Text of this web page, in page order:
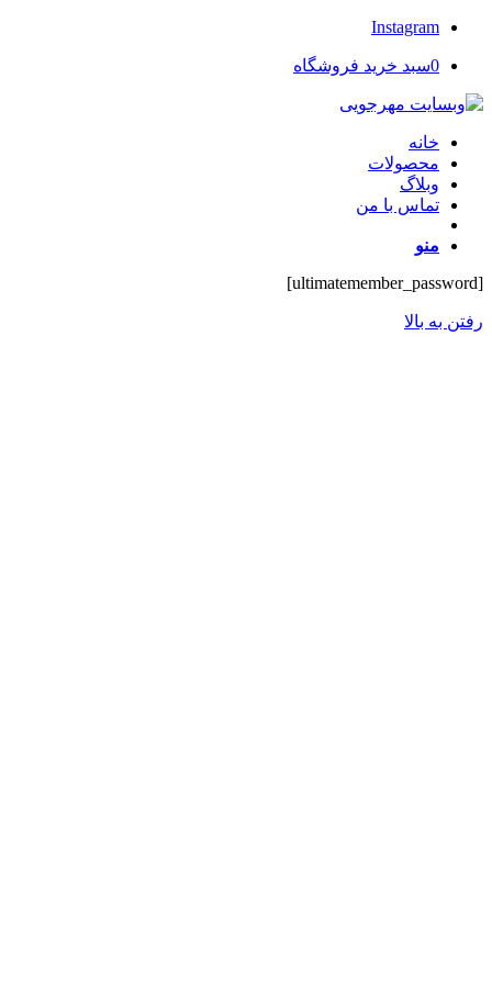
Instagram
0سبد خرید فروشگاه
خانه
محصولات
وبلاگ
تماس با من
منو
[ultimatemember_password]
رفتن به بالا